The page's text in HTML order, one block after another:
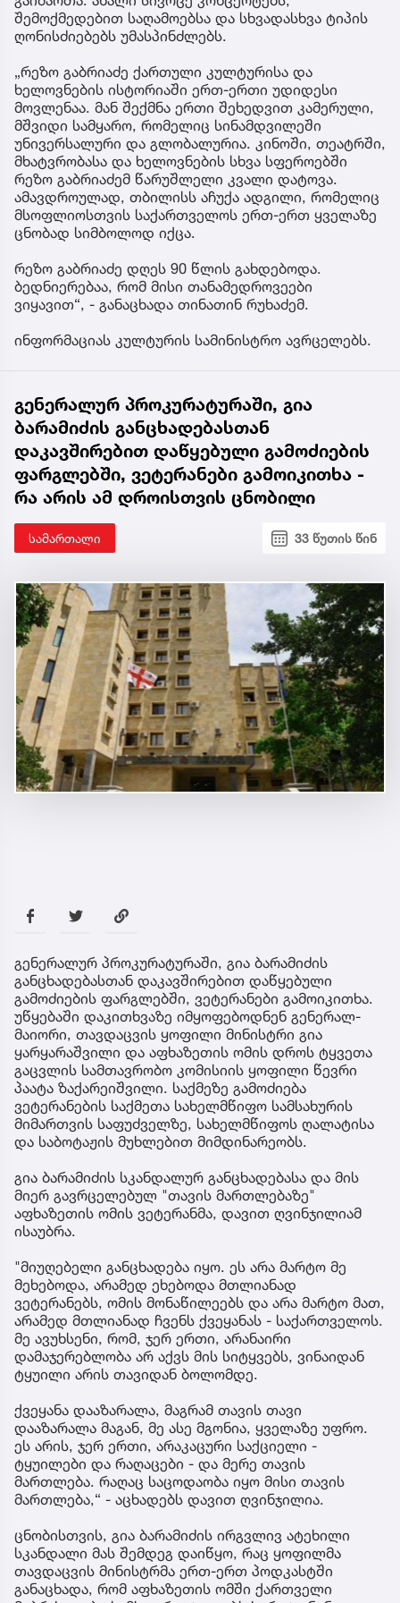
შემოქმედებით საღამოებსა და სხვადასხვა ტიპის
ღონისძიებებს უმასპინძლებს.
„რეზო გაბრიაძე ქართული კულტურისა და
ხელოვნების ისტორიაში ერთ-ერთი უდიდესი
მოვლენაა. მან შექმნა ერთი შეხედვით კამერული,
მშვიდი სამყარო, რომელიც სინამდვილეში
უნივერსალური და გლობალურია. კინოში, თეატრში,
მხატვრობასა და ხელოვნების სხვა სფეროებში
რეზო გაბრიაძემ წარუშლელი კვალი დატოვა.
ამავდროულად, თბილისს აჩუქა ადგილი, რომელიც
მსოფლიოსთვის საქართველოს ერთ-ერთ ყველაზე
ცნობად სიმბოლოდ იქცა.
რეზო გაბრიაძე დღეს 90 წლის გახდებოდა.
ბედნიერებაა, რომ მისი თანამედროვეები
ვიყავით“, - განაცხადა თინათინ რუხაძემ.
ინფორმაციას კულტურის სამინისტრო ავრცელებს.
გენერალურ პროკურატურაში, გია
ბარამიძის განცხადებასთან
დაკავშირებით დაწყებული გამოძიების
ფარგლებში, ვეტერანები გამოიკითხა -
რა არის ამ დროისთვის ცნობილი
სამართალი 33 წუთის წინ
გენერალურ პროკურატურაში, გია ბარამიძის
განცხადებასთან დაკავშირებით დაწყებული
გამოძიების ფარგლებში, ვეტერანები გამოიკითხა.
უწყებაში დაკითხვაზე იმყოფებოდნენ გენერალ-
მაიორი, თავდაცვის ყოფილი მინისტრი გია
ყარყარაშვილი და აფხაზეთის ომის დროს ტყვეთა
გაცვლის სამთავრობო კომისიის ყოფილი წევრი
პაატა ზაქარეიშვილი. საქმეზე გამოძიება
ვეტერანების საქმეთა სახელმწიფო სამსახურის
მიმართვის საფუძველზე, სახელმწიფოს ღალატისა
და საბოტაჟის მუხლებით მიმდინარეობს.
გია ბარამიძის სკანდალურ განცხადებასა და მის
მიერ გავრცელებულ "თავის მართლებაზე"
აფხაზეთის ომის ვეტერანმა, დავით ღვინჯილიამ
ისაუბრა.
"მიუღებელი განცხადება იყო. ეს არა მარტო მე
მეხებოდა, არამედ ეხებოდა მთლიანად
ვეტერანებს, ომის მონაწილეებს და არა მარტო მათ,
არამედ მთლიანად ჩვენს ქვეყანას - საქართველოს.
მე ავუხსენი, რომ, ჯერ ერთი, არანაირი
დამაჯერებლობა არ აქვს მის სიტყვებს, ვინაიდან
ტყუილი არის თავიდან ბოლომდე.
ქვეყანა დააზარალა, მაგრამ თავის თავი
დააზარალა მაგან, მე ასე მგონია, ყველაზე უფრო.
ეს არის, ჯერ ერთი, არაკაცური საქციელი -
ტყუილები და რაღაცები - და მერე თავის
მართლება. რაღაც საცოდაობა იყო მისი თავის
მართლება,“ - აცხადებს დავით ღვინჯილია.
ცნობისთვის, გია ბარამიძის ირგვლივ ატეხილი
სკანდალი მას შემდეგ დაიწყო, რაც ყოფილმა
თავდაცვის მინისტრმა ერთ-ერთ პოდკასტში
განაცხადა, რომ აფხაზეთის ომში ქართველი